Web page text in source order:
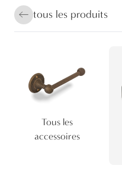
Tous les
accessoires
tous les produits